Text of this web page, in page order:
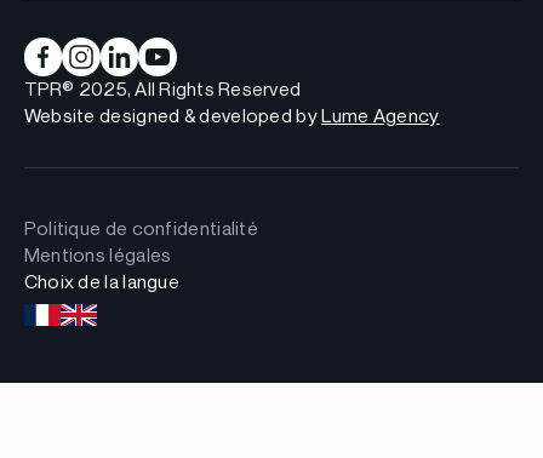
TPR® 2025, All Rights Reserved
Website designed & developed byLume Agency
Politique de confidentialité
Mentions légales
Choix de la langue